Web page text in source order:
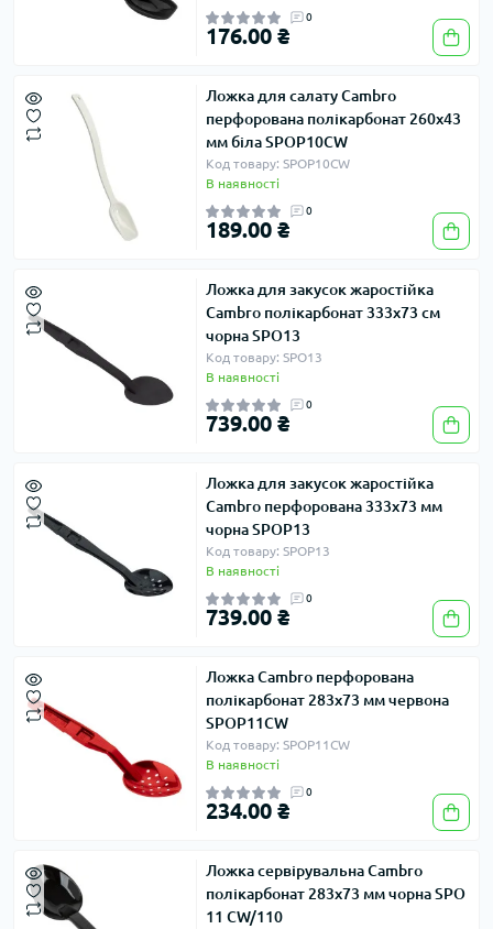
0
176.00 ₴
Ложка для салату Cambro
перфорована полікарбонат 260х43
мм біла SPOP10CW
Код товару: SPOP10CW
В наявності
0
189.00 ₴
Ложка для закусок жаростійка
Cambro полікарбонат 333х73 см
чорна SPO13
Код товару: SPO13
В наявності
0
739.00 ₴
Ложка для закусок жаростійка
Cambro перфорована 333х73 мм
чорна SPOP13
Код товару: SPOP13
В наявності
0
739.00 ₴
Ложка Cambro перфорована
полікарбонат 283х73 мм червона
SPOP11CW
Код товару: SPOP11CW
В наявності
0
234.00 ₴
Ложка сервірувальна Cambro
полікарбонат 283х73 мм чорна SPO
11 CW/110